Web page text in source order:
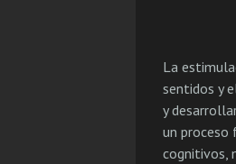
La
sentidos y
y
un proceso
cognitivos,